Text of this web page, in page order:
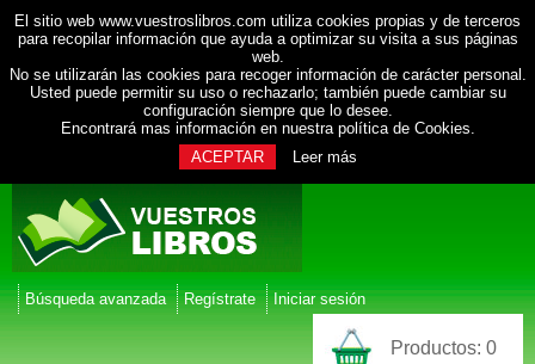
El sitio web www.vuestroslibros.com utiliza cookies propias y de terceros
para recopilar información que ayuda a optimizar su visita a sus páginas
web.
No se utilizarán las cookies para recoger información de carácter personal.
Usted puede permitir su uso o rechazarlo; también puede cambiar su
configuración siempre que lo desee.
Encontrará mas información en nuestra política de Cookies.
ACEPTAR
Leer más
Búsqueda avanzada Regístrate Iniciar sesión
Productos: 0